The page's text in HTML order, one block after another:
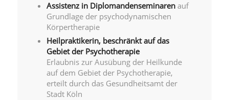
Assistenz in Diplomandenseminarenauf
Grundlage der psychodynamischen
Körpertherapie
Heilpraktikerin, beschränkt auf das
Gebiet der Psychotherapie
Erlaubnis zur Ausübung der Heilkunde
auf dem Gebiet der Psychotherapie,
erteilt durch das Gesundheitsamt der
Stadt Köln